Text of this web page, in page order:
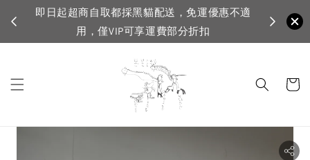
起超商自取都採黑貓配送，免運優惠不適
用，僅VIP可享運費部分折扣
VIP滿1500免運